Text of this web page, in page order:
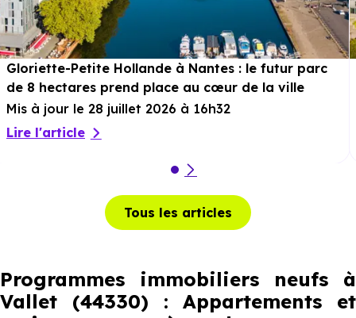
Gloriette-Petite Hollande à Nantes : le futur parc
de 8 hectares prend place au cœur de la ville
Mis à jour le 28 juillet 2026 à 16h32
Lire l'article
Tous les articles
Programmes immobiliers neufs à
Vallet (44330) : Appartements et